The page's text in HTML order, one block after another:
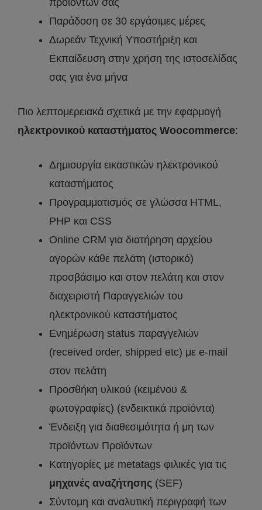
προϊόντων σας
Παράδοση σε 30 εργάσιμες μέρες
Δωρεάν Τεχνική Υποστήριξη και
Εκπαίδευση στην χρήση της ιστοσελίδας
σας για ένα μήνα
Πιο λεπτομερειακά σχετικά με την εφαρμογή
ηλεκτρονικού καταστήματος Woocommerce:
Δημιουργία εικαστικών ηλεκτρονικού
καταστήματος
Προγραμματισμός σε γλώσσα HTML,
PHP και CSS
Online CRM για διατήρηση αρχείου
αγορών κάθε πελάτη (ιστορικό)
προσβάσιμο και στον πελάτη και στον
διαχειριστή Παραγγελιών του
ηλεκτρονικού καταστήματος
Ενημέρωση status παραγγελιών
(received order, shipped etc) με e-mail
στον πελάτη
Προσθήκη υλικού (κειμένου &
φωτογραφίες) (ενδεικτικά προϊόντα)
Ένδειξη για διαθεσιμότητα ή μη των
προϊόντων Προϊόντων
Κατηγορίες με metatags φιλικές για τις
μηχανές αναζήτησης (SEF)
Σύντομη και αναλυτική περιγραφή των